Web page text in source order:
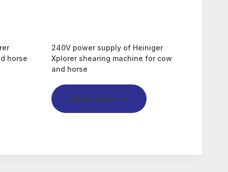
horse
240V power supply of Heiniger
Xplorer shearing machine for cow
and horse
Read more